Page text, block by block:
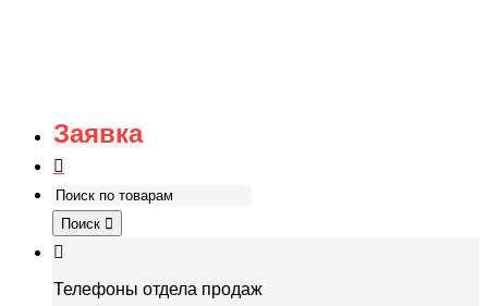
Заявка
Поиск
Телефоны отдела продаж